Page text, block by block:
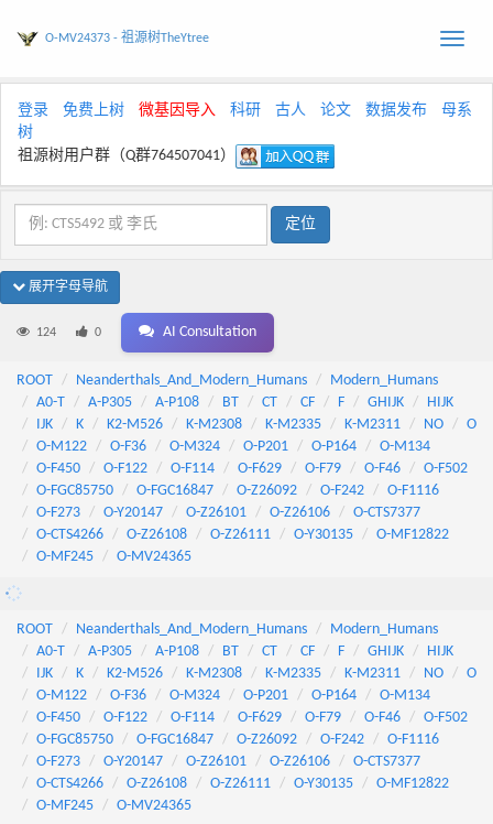
Toggle
O-MV24373 - 祖源树TheYtree
登录 免费上树 微基因导入 科研 古人 论文 数据发布
母系
树
祖源树用户群（Q群764507041）
展开字母导航
124 0 AI Consultation
ROOT Neanderthals_And_Modern_Humans
Modern_Humans
A0-T
A-P305 A-P108 BT CT CF F GHIJK
HIJK
IJK
K K2-M526 K-M2308 K-M2335 K-M2311 NO
O
O-M122
O-F36 O-M324 O-P201 O-P164
O-M134
O-F450
O-F122 O-F114 O-F629 O-F79 O-F46
O-F502
O-FGC85750
O-FGC16847 O-Z26092 O-F242
O-F1116
O-F273
O-Y20147 O-Z26101 O-Z26106
O-CTS7377
O-CTS4266
O-Z26108 O-Z26111 O-Y30135
O-MF12822
O-MF245
O-MV24365
ROOT Neanderthals_And_Modern_Humans
Modern_Humans
A0-T
A-P305 A-P108 BT CT CF F GHIJK
HIJK
IJK
K K2-M526 K-M2308 K-M2335 K-M2311 NO
O
O-M122
O-F36 O-M324 O-P201 O-P164
O-M134
O-F450
O-F122 O-F114 O-F629 O-F79 O-F46
O-F502
O-FGC85750
O-FGC16847 O-Z26092 O-F242
O-F1116
O-F273
O-Y20147 O-Z26101 O-Z26106
O-CTS7377
O-CTS4266
O-Z26108 O-Z26111 O-Y30135
O-MF12822
O-MF245
O-MV24365